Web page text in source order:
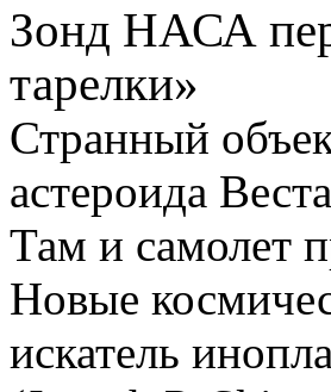
Зонд НАСА
тарелки»
Странный
астероида
Там и самолет
Новые
искатель